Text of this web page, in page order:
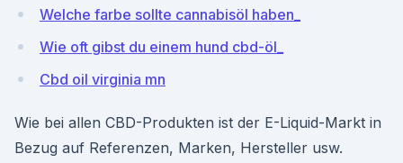
Welche farbe sollte cannabisöl haben_
Wie oft gibst du einem hund cbd-öl_
Cbd oil virginia mn
Wie bei allen CBD-Produkten ist der E-Liquid-Markt in
Bezug auf Referenzen, Marken, Hersteller usw.